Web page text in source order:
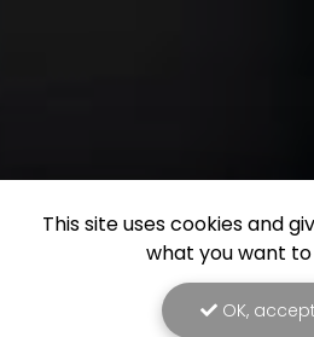
This site uses cookies and
what you want
OK,